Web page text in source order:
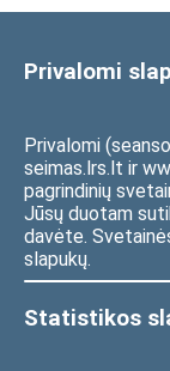
Privalomi
Privalomi
seimas.lrs.lt ir
pagrindinių
Jūsų duotam
davėte.
slapukų.
Statistikos